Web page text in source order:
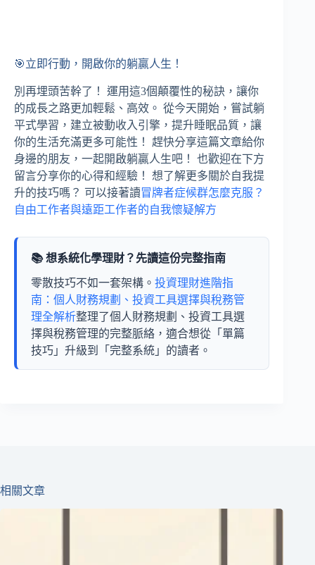
🎯立即行動，開啟你的躺贏人生！
別再埋頭苦幹了！ 運用這3個顛覆性的秘訣，讓你
的成長之路更加輕鬆、高效。 從今天開始，嘗試躺
平式學習，建立被動收入引擎，提升睡眠品質，讓
你的生活充滿更多可能性！ 趕快分享這篇文章給你
身邊的朋友，一起開啟躺贏人生吧！ 也歡迎在下方
留言分享你的心得和經驗！ 想了解更多關於自我提
升的技巧嗎？ 可以接著讀冒牌者症候群怎麼克服？
自由工作者與遠距工作者的自我懷疑解方
📚 想系統化學理財？先讀這份完整指南
零散技巧不如一套架構。 投資理財進階指
南：個人財務規劃、投資工具選擇與稅務管
理全解析整理了個人財務規劃、投資工具選
擇與稅務管理的完整脈絡，適合想從「單篇
技巧」升級到「完整系統」的讀者。
相關文章